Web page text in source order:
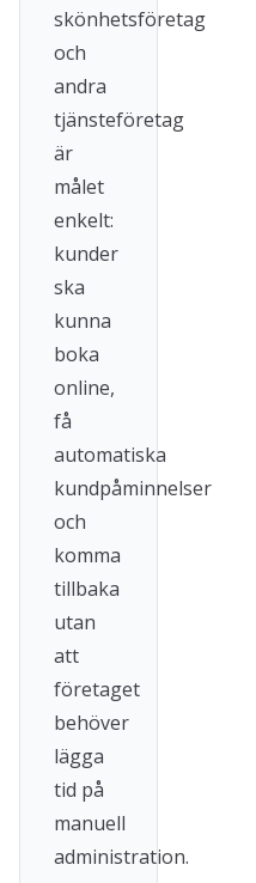
skönhetsföretag
och
andra
tjänsteföretag
är
målet
enkelt:
kunder
ska
kunna
boka
online,
få
automatiska
kundpåminnelser
och
komma
tillbaka
utan
att
företaget
behöver
lägga
tid på
manuell
administration.